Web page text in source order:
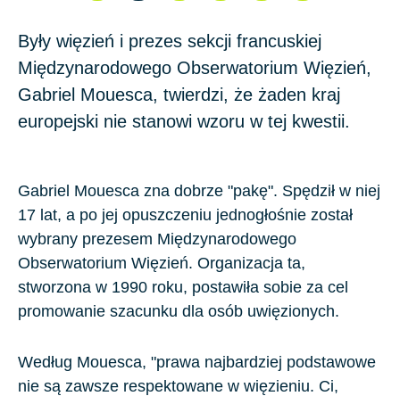
Były więzień i prezes sekcji francuskiej
Międzynarodowego Obserwatorium Więzień,
Gabriel Mouesca, twierdzi, że żaden kraj
europejski nie stanowi wzoru w tej kwestii.
Gabriel Mouesca zna dobrze "pakę". Spędził w niej
17 lat, a po jej opuszczeniu jednogłośnie został
wybrany prezesem Międzynarodowego
Obserwatorium Więzień. Organizacja ta,
stworzona w 1990 roku, postawiła sobie za cel
promowanie szacunku dla osób uwięzionych.
Według Mouesca, "prawa najbardziej podstawowe
nie są zawsze respektowane w więzieniu. Ci,